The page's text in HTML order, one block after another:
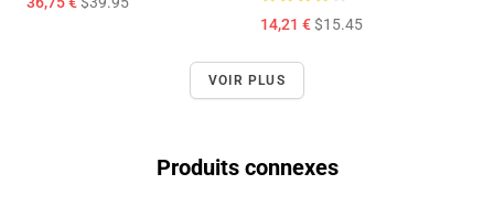
14,21 €$15.45
VOIR PLUS
Produits connexes